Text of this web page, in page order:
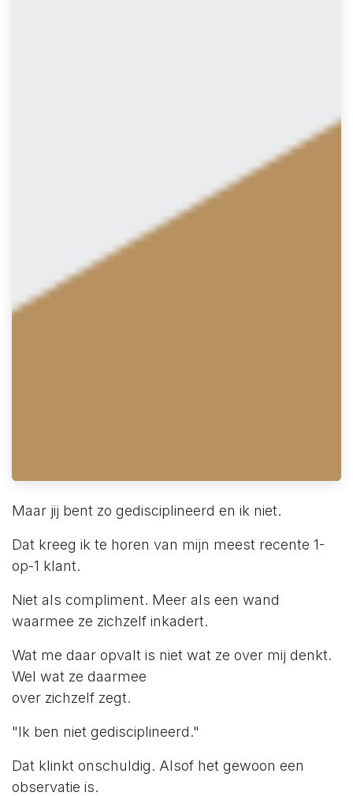
Maar jij bent zo gedisciplineerd en ik niet.
Dat kreeg ik te horen van mijn meest recente 1-
op-1 klant.
Niet als compliment. Meer als een wand
waarmee ze zichzelf inkadert.
Wat me daar opvalt is niet wat ze over mij denkt.
Wel wat ze daarmee
over zichzelf zegt.
"Ik ben niet gedisciplineerd."
Dat klinkt onschuldig. Alsof het gewoon een
observatie is.